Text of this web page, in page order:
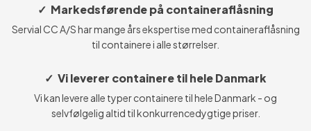
✓ Markedsførende på containeraflåsning
Servial CC A/S har mange års ekspertise med containeraflåsning
til containere i alle størrelser.
✓ Vi leverer containere til hele Danmark
Vi kan levere alle typer containere til hele Danmark - og
selvfølgelig altid til konkurrencedygtige priser.